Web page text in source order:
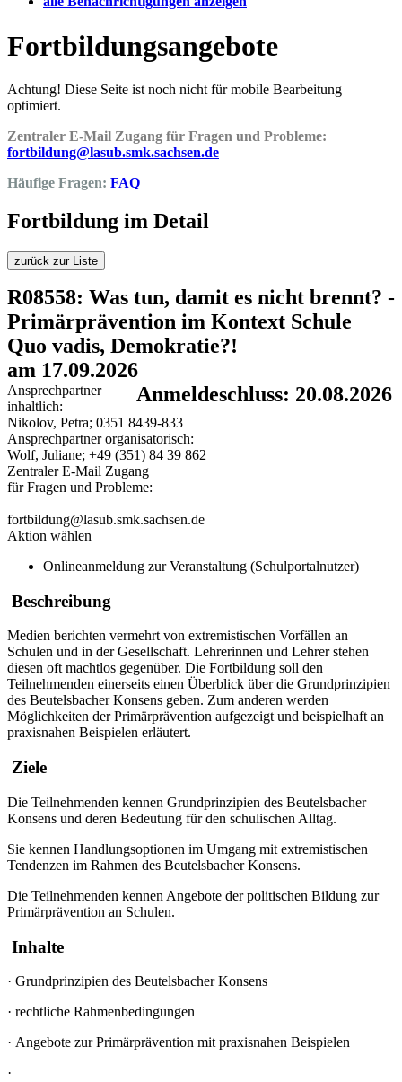
Fortbildungsangebote
Achtung! Diese Seite ist noch nicht für mobile Bearbeitung
optimiert.
Zentraler E-Mail Zugang für Fragen und Probleme:
fortbildung@lasub.smk.sachsen.de
Häufige Fragen: FAQ
Fortbildung im Detail
zurück zur Liste
R08558: Was tun, damit es nicht brennt? -
Primärprävention im Kontext Schule
Quo vadis, Demokratie?!
am 17.09.2026
Anmeldeschluss: 20.08.2026
Ansprechpartner
inhaltlich:
Nikolov, Petra; 0351 8439-833
Ansprechpartner organisatorisch:
Wolf, Juliane; +49 (351) 84 39 862
Zentraler E-Mail Zugang
für Fragen und Probleme:
fortbildung@lasub.smk.sachsen.de
Aktion wählen
Onlineanmeldung zur Veranstaltung (Schulportalnutzer)
Beschreibung
Medien berichten vermehrt von extremistischen Vorfällen an
Schulen und in der Gesellschaft. Lehrerinnen und Lehrer stehen
diesen oft machtlos gegenüber. Die Fortbildung soll den
Teilnehmenden einerseits einen Überblick über die Grundprinzipien
des Beutelsbacher Konsens geben. Zum anderen werden
Möglichkeiten der Primärprävention aufgezeigt und beispielhaft an
praxisnahen Beispielen erläutert.
Ziele
Die Teilnehmenden kennen Grundprinzipien des Beutelsbacher
Konsens und deren Bedeutung für den schulischen Alltag.
Sie kennen Handlungsoptionen im Umgang mit extremistischen
Tendenzen im Rahmen des Beutelsbacher Konsens.
Die Teilnehmenden kennen Angebote der politischen Bildung zur
Primärprävention an Schulen.
Inhalte
· Grundprinzipien des Beutelsbacher Konsens
· rechtliche Rahmenbedingungen
· Angebote zur Primärprävention mit praxisnahen Beispielen
·